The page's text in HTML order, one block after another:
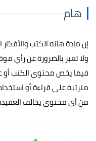
هام
إن مادة هاته الكتب
ولا تعبر بالضرورة عن رأي
فيما يخص محتوى الكتب أو
مترتبة على قراءة أو
من أي محتوى يخالف